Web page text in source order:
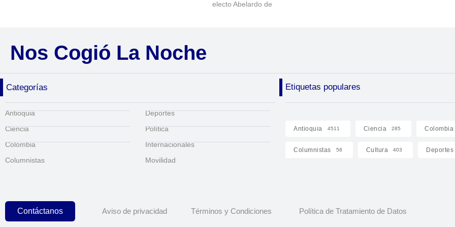
electo Abelardo de
Nos Cogió La Noche
Categorías Etiquetas populares
Antioquia
Ciencia
Colombia
Columnistas
Deportes
Política
Internacionales
Movilidad
Antioquia 4511 Ciencia 285 Colombia
Columnistas 58 Cultura 403 Deportes
Contáctanos Aviso de privacidad Términos y Condiciones Política de Tratamiento de Datos